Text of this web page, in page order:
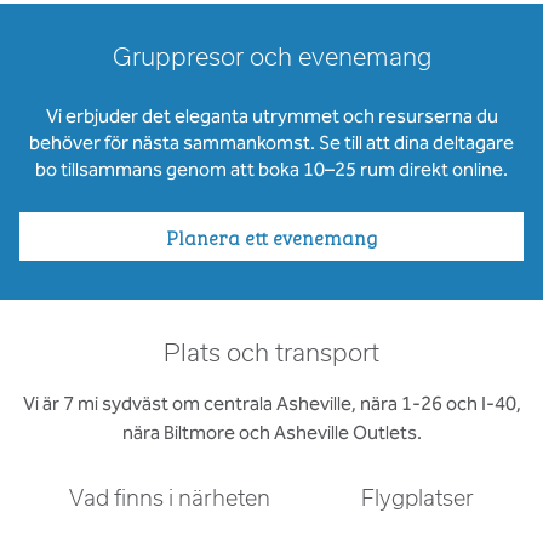
Gruppresor och evenemang
Vi erbjuder det eleganta utrymmet och resurserna du
behöver för nästa sammankomst. Se till att dina deltagare
bo tillsammans genom att boka 10–25 rum direkt online.
Planera ett evenemang
Plats och transport
Vi är 7 mi sydväst om centrala Asheville, nära 1-26 och I-40,
nära Biltmore och Asheville Outlets.
Vad finns i närheten Flygplatser